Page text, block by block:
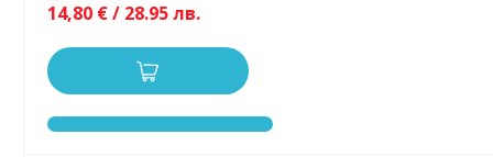
14,80 € / 28.95 лв.